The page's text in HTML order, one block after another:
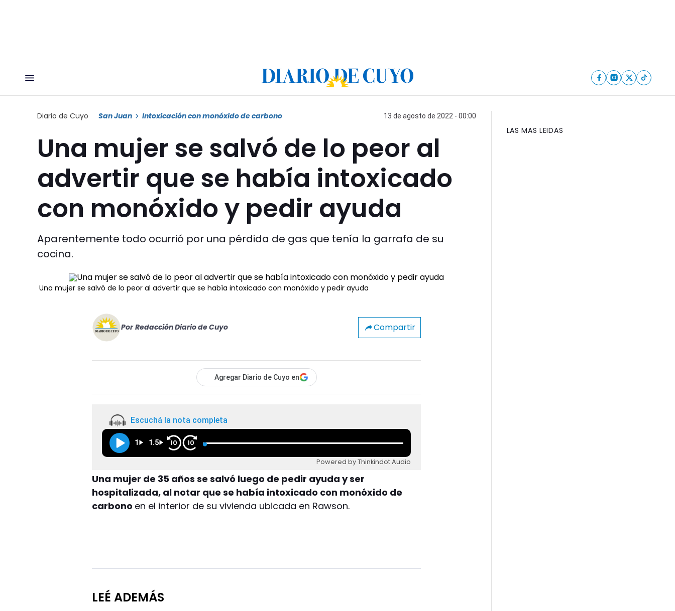
Diario de Cuyo San Juan Intoxicación con monóxido de carbono 13 de agosto de 2022 - 00:00
Una mujer se salvó de lo peor al
advertir que se había intoxicado
con monóxido y pedir ayuda
Aparentemente todo ocurrió por una pérdida de gas que tenía la garrafa de su
cocina.
Una mujer se salvó de lo peor al advertir que se había intoxicado con monóxido y pedir ayuda
Por Redacción Diario de Cuyo Compartir
Agregar Diario de Cuyo en
Escuchá la nota completa
1 1.5 10 10
Powered by Thinkindot Audio
Una mujer de 35 años se salvó luego de pedir ayuda y ser
hospitalizada, al notar que se había intoxicado con monóxido de
carbono en el interior de su vivienda ubicada en Rawson.
LEÉ ADEMÁS
LAS MAS LEIDAS